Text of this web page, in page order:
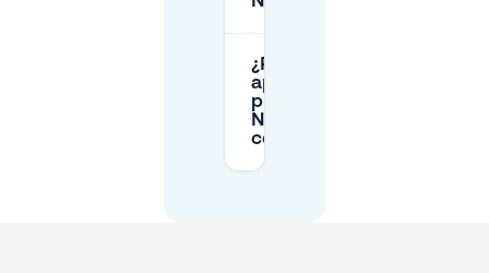
¿Puedo reservar
aparcamiento
privado en
Noordpolderbuurt
con Mobypark?